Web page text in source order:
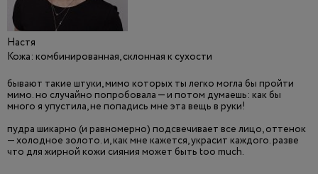
Настя
Кожа: комбинированная, склонная к сухости
бывают такие штуки, мимо которых ты легко могла бы пройти
мимо. но случайно попробовала — и потом думаешь: как бы
много я упустила, не попадись мне эта вещь в руки!
пудра шикарно (и равномерно) подсвечивает все лицо, оттенок
— холодное золото. и, как мне кажется, украсит каждого. разве
что для жирной кожи сияния может быть too much.